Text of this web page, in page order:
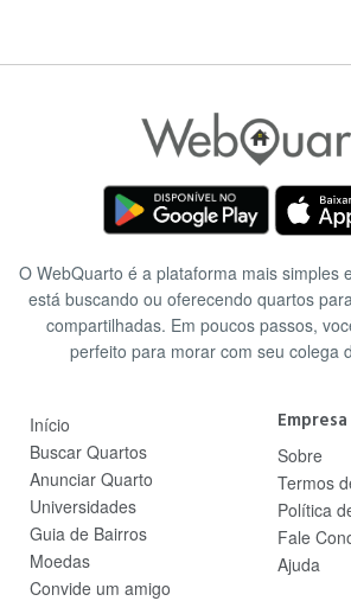
O WebQuarto é a plataforma mais simples
está buscando ou oferecendo quartos
compartilhadas. Em poucos passos,
perfeito para morar com seu colega
Início
Buscar Quartos
Anunciar Quarto
Universidades
Guia de Bairros
Moedas
Convide um amigo
Empresa
Sobre
Termos
Política
Fale
Ajuda